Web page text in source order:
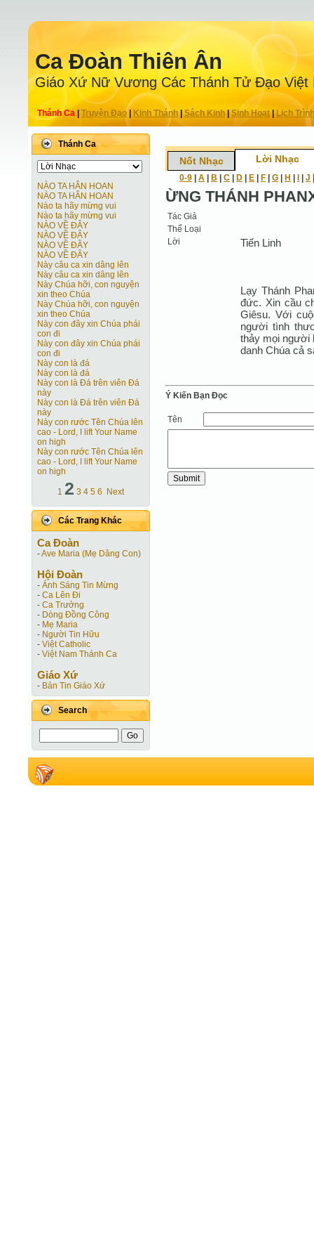
Ca Ðoàn Thiên Ân
Giáo Xứ Nữ Vương Các Thánh Tử Ðạo Việt
Thánh Ca Truyện Ðạo| Kinh Thánh Sách Kinh|Sinh Hoạt| Lịch Trình
Thánh Ca
NÀO TA HÂN HOAN
NÀO TA HÂN HOAN
Nào ta hãy mừng vui
Nào ta hãy mừng vui
NÀO VỀ ĐÂY
NÀO VỀ ĐÂY
NÀO VỀ ĐÂY
NÀO VỀ ĐÂY
Này câu ca xin dâng lên
Này câu ca xin dâng lên
Này Chúa hỡi, con nguyện
xin theo Chúa
Này Chúa hỡi, con nguyện
xin theo Chúa
Này con đây xin Chúa phái
con đi
Này con đây xin Chúa phái
con đi
Này con là đá
Này con là đá
Này con là Ðá trên viên Ðá
này
Này con là Ðá trên viên Ðá
này
Này con rước Tên Chúa lên
cao - Lord, I lift Your Name
on high
Này con rước Tên Chúa lên
cao - Lord, I lift Your Name
on high
1 2 3 4 5 6 Next
Các Trang Khác
Ca Ðoàn
-Ave Maria (Mẹ Dâng Con)
Hội Ðoàn
- Ánh Sáng Tin Mừng
- Ca Lên Đi
- Ca Trưởng
- Dòng Đồng Công
- Mẹ Maria
- Người Tin Hữu
- Việt Catholic
- Việt Nam Thánh Ca
Giáo Xứ
- Bản Tin Giáo Xứ
Search
Nốt Nhạc Lời Nhạc
0-9 A B C D E F G H J
ỪNG THÁNH
Tác Giả
Thể Loại
Lời
Tiến Linh
Lạy Thánh
đức. Xin cầu
Giêsu. Với
người tình
thảy mọi người
danh Chúa cả
Ý Kiến Bạn Ðọc
Tên